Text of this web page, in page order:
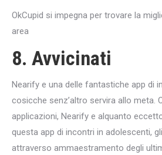
OkCupid si impegna per trovare la
area
8. Avvicinati
Nearify e una delle fantastiche app di
cosicche senz’altro servira allo meta.
applicazioni, Nearify e alquanto
questa app di incontri in adolescenti,
attraverso ammaestramento degli